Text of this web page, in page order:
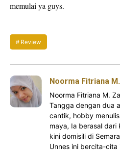
memulai ya guys.
Review
Noorma Fitriana
Noorma Fitriana M.
Tangga dengan dua
cantik, hobby
maya, Ia berasal dari
kini domisili di
Unnes ini bercita-